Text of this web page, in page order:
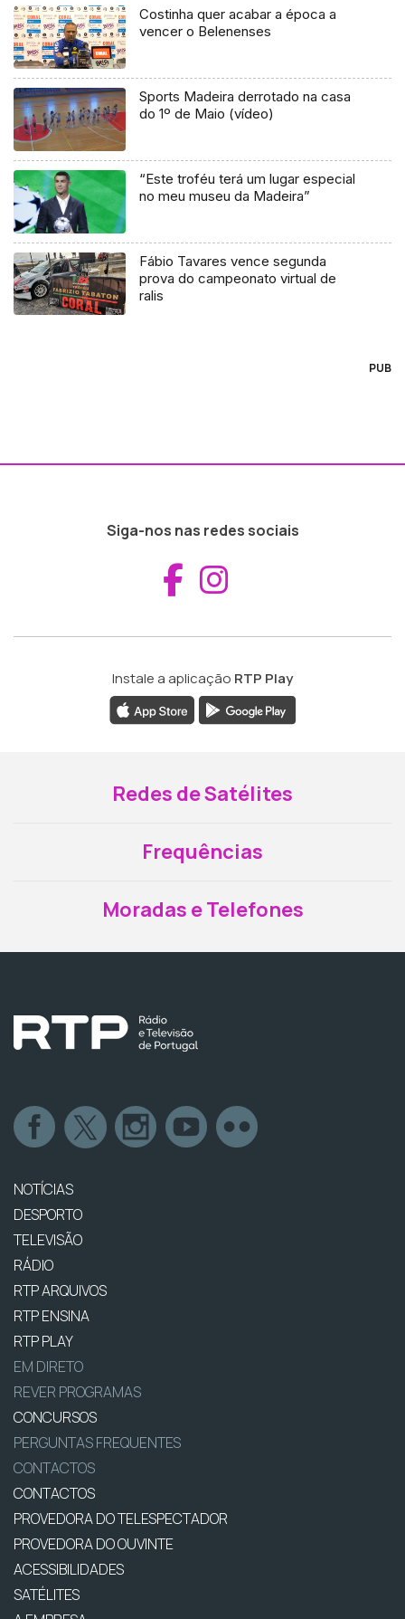
Costinha quer acabar a época a
vencer o Belenenses
Sports Madeira derrotado na casa
do 1º de Maio (vídeo)
“Este troféu terá um lugar especial
no meu museu da Madeira”
Fábio Tavares vence segunda
prova do campeonato virtual de
ralis
PUB
Siga-nos nas redes sociais
Aceder ao
Instale a aplicação RTP Play
Redes de Satélites
Frequências
Moradas e Telefones
NOTÍCIAS
DESPORTO
TELEVISÃO
RÁDIO
RTP ARQUIVOS
RTP ENSINA
RTP PLAY
EM DIRETO
REVER PROGRAMAS
CONCURSOS
PERGUNTAS FREQUENTES
CONTACTOS
CONTACTOS
PROVEDORA DO TELESPECTADOR
PROVEDORA DO OUVINTE
ACESSIBILIDADES
SATÉLITES